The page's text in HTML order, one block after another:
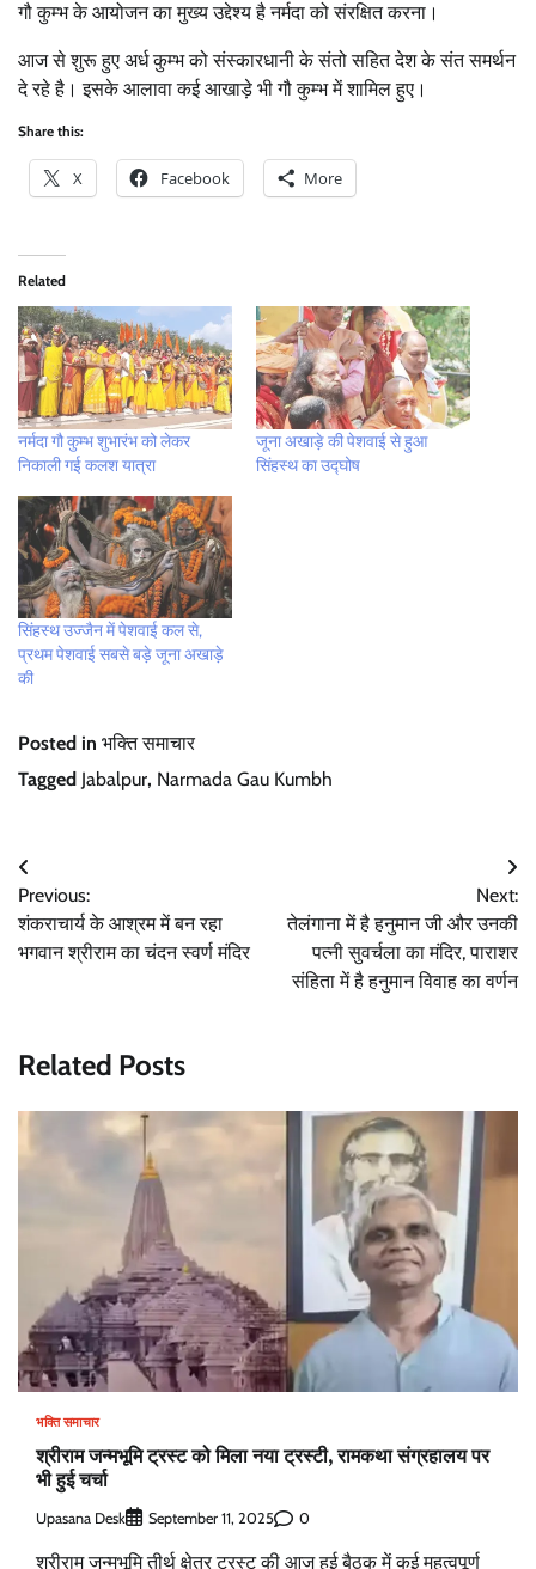
गौ कुम्भ के आयोजन का मुख्य उद्देश्य है नर्मदा को संरक्षित करना।
आज से शुरू हुए अर्ध कुम्भ को संस्कारधानी के संतो सहित देश के संत समर्थन
दे रहे है। इसके आलावा कई आखाड़े भी गौ कुम्भ में शामिल हुए।
Share this:
X Facebook More
Related
नर्मदा गौ कुम्भ शुभारंभ को लेकर
निकाली गई कलश यात्रा
जूना अखाड़े की पेशवाई से हुआ
सिंहस्थ का उद्घोष
सिंहस्थ उज्जैन में पेशवाई कल से,
प्रथम पेशवाई सबसे बड़े जूना अखाड़े
की
Posted in भक्ति समाचार
Tagged Jabalpur, Narmada Gau Kumbh
Post
navigation
Previous:
शंकराचार्य के आश्रम में बन रहा
भगवान श्रीराम का चंदन स्वर्ण मंदिर
Next:
तेलंगाना में है हनुमान जी और उनकी
पत्नी सुवर्चला का मंदिर, पाराशर
संहिता में है हनुमान विवाह का वर्णन
Related Posts
भक्ति समाचार
श्रीराम जन्मभूमि ट्रस्ट को मिला नया ट्रस्टी, रामकथा संग्रहालय पर
भी हुई चर्चा
Upasana Desk September 11, 2025 0
श्रीराम जन्मभूमि तीर्थ क्षेत्र ट्रस्ट की आज हुई बैठक में कई महत्वपूर्ण